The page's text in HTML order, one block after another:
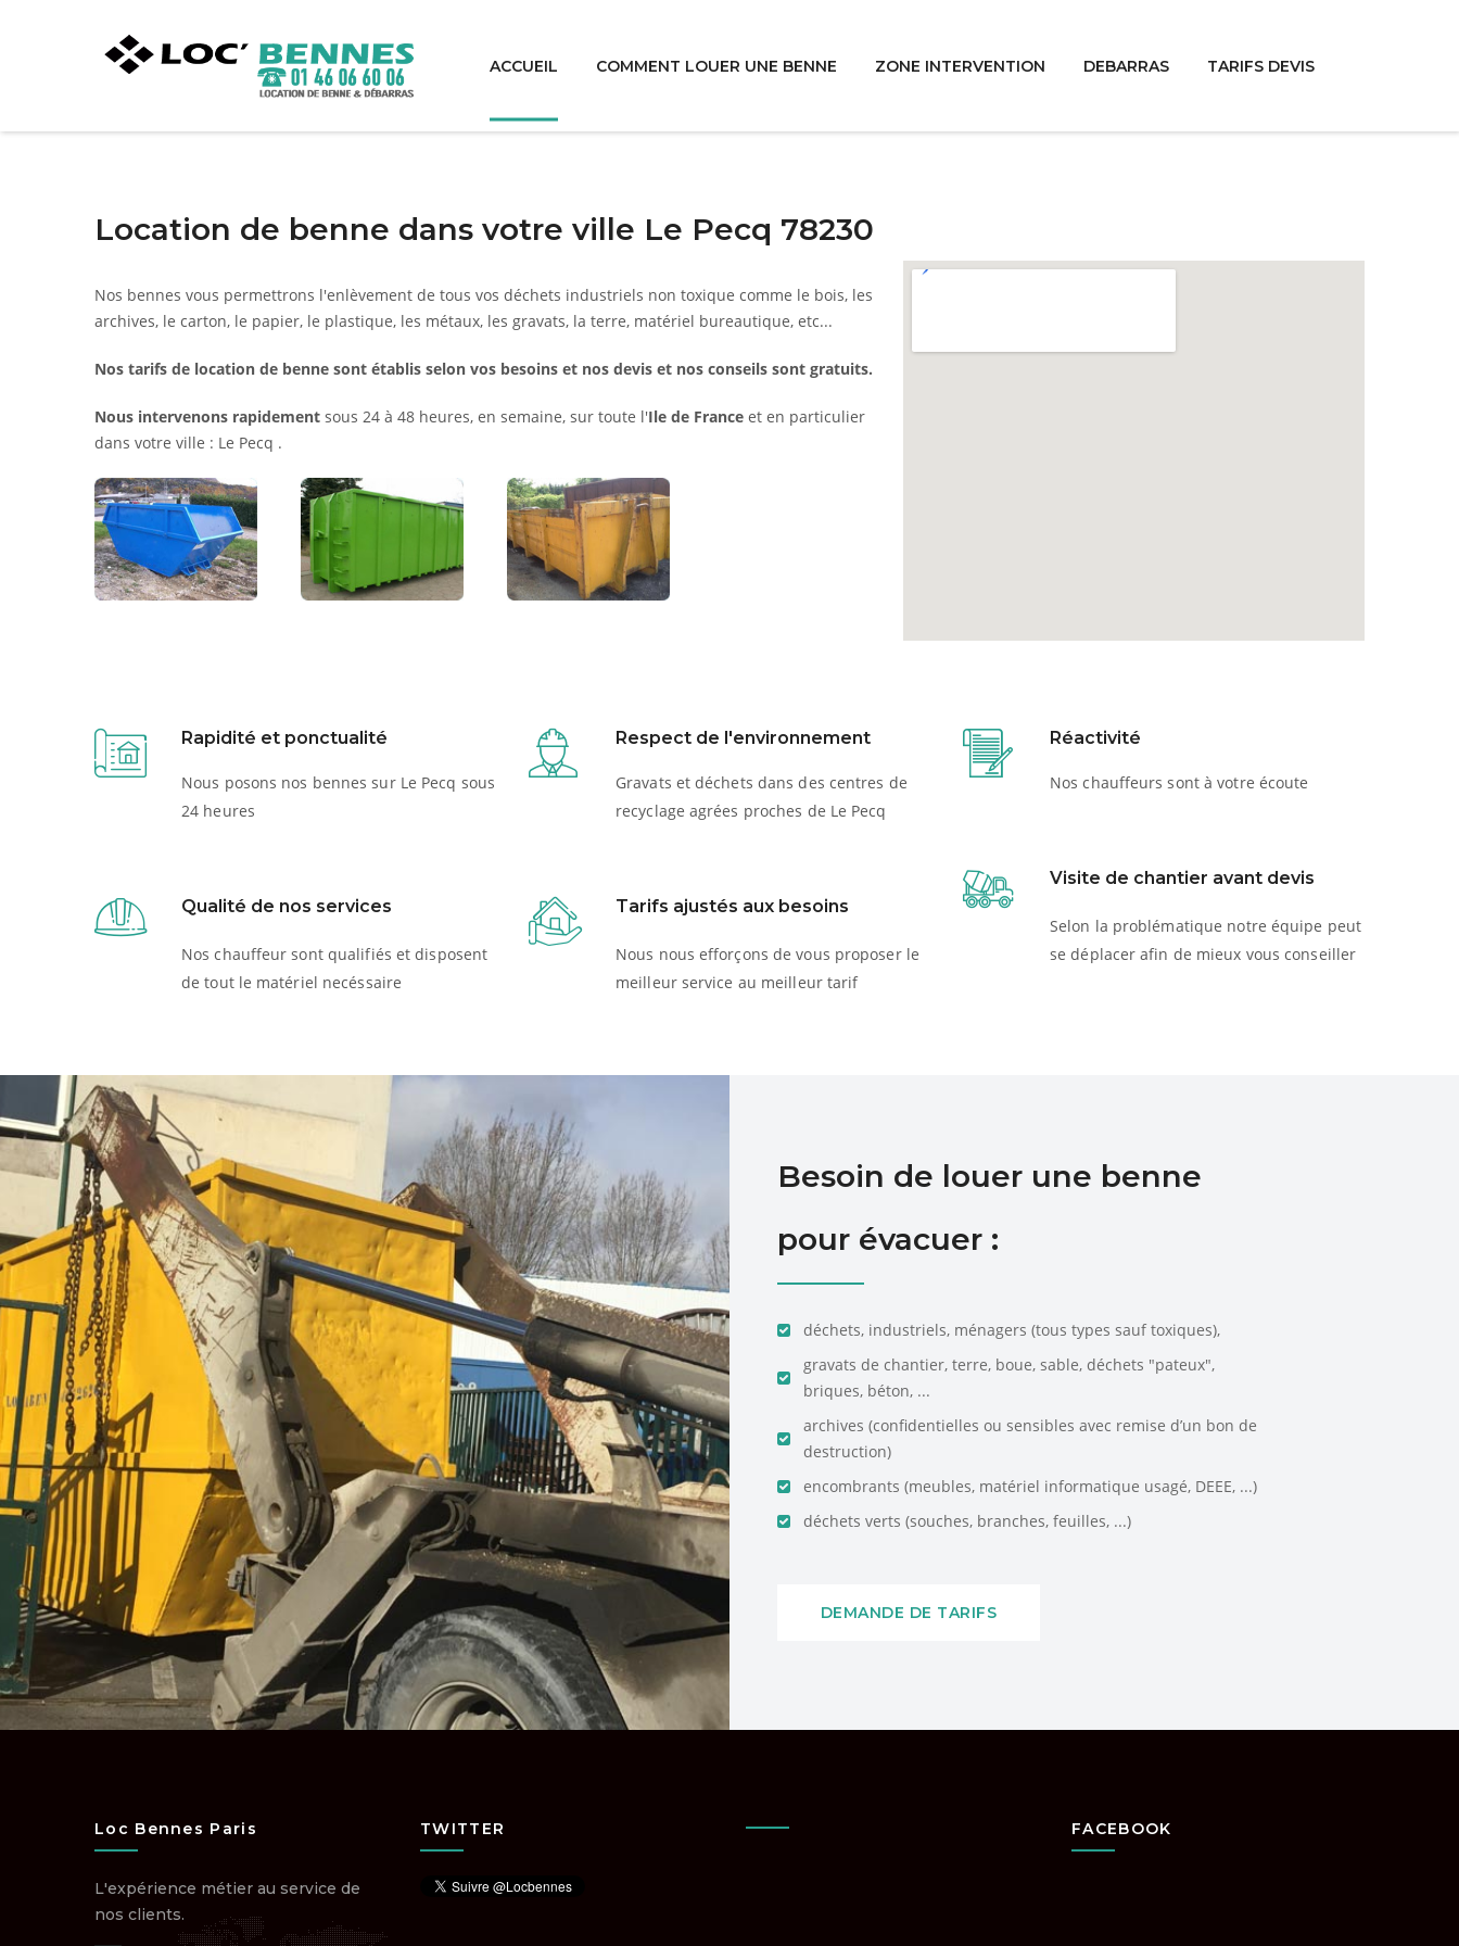
ACCUEIL COMMENT LOUER UNE BENNE ZONE INTERVENTION DEBARRAS TARIFS DEVIS
Location de benne dans votre ville Le Pecq 78230
Nos bennes vous permettrons l'enlèvement de tous vos déchets industriels non toxique comme le bois, les
archives, le carton, le papier, le plastique, les métaux, les gravats, la terre, matériel bureautique, etc...
Nos tarifs de location de benne sont établis selon vos besoins et nos devis et nos conseils sont gratuits.
Nous intervenons rapidement sous 24 à 48 heures, en semaine, sur toute l'Ile de France et en particulier
dans votre ville : Le Pecq .
Rapidité et ponctualité
Nous posons nos bennes sur Le Pecq sous
24 heures
Qualité de nos services
Nos chauffeur sont qualifiés et disposent
de tout le matériel necéssaire
Respect de l'environnement
Gravats et déchets dans des centres de
recyclage agrées proches de Le Pecq
Tarifs ajustés aux besoins
Nous nous efforçons de vous proposer le
meilleur service au meilleur tarif
Réactivité
Nos chauffeurs sont à votre écoute
Visite de chantier avant devis
Selon la problématique notre équipe peut
se déplacer afin de mieux vous conseiller
Besoin de louer une benne
pour évacuer :
déchets, industriels, ménagers (tous types sauf toxiques),
gravats de chantier, terre, boue, sable, déchets "pateux",
briques, béton, ...
archives (confidentielles ou sensibles avec remise d’un bon de
destruction)
encombrants (meubles, matériel informatique usagé, DEEE, ...)
déchets verts (souches, branches, feuilles, ...)
DEMANDE DE TARIFS
Loc Bennes Paris
L'expérience métier au service de
nos clients.
TWITTER FACEBOOK